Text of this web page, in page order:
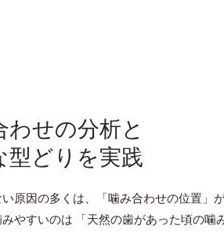
わせの分析と
型どりを実践
原因の多くは、「噛み合わせの位置」
やすいのは 「天然の歯があった頃の噛